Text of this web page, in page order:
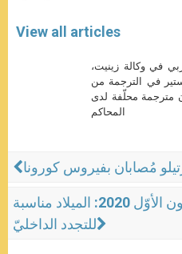
View all articles
في وكالة زينيت،
في الترجمة من
مترجمة محلّفة لدى
المحاكم
مُصابان بفيروس كورونا
عناوين نشرة الاثنين 21 كانون الأوّل 2020: الميلاد مناسبة
للتجدد الداخليّ